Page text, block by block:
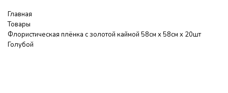
Главная
Товары
Флористическая плёнка с золотой каймой 58см х 58см x 20шт
Голубой